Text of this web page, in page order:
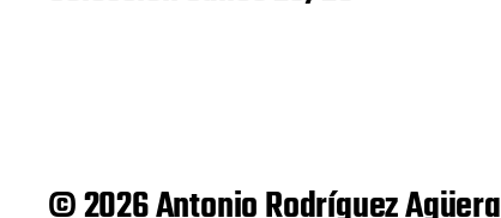
© 2026 Antonio Rodríguez Agüera